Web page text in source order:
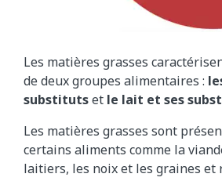
Les matières grasses
de deux groupes alimentaires :
substitutset le lait et ses
Les matières grasses sont
certains aliments comme la
laitiers, les noix et les graines et